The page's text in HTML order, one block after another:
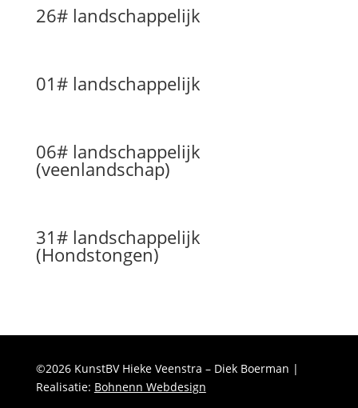
26# landschappelijk
01# landschappelijk
06# landschappelijk
(veenlandschap)
31# landschappelijk
(Hondstongen)
©2026 KunstBV Hieke Veenstra – Diek Boerman |
Realisatie: Bohnenn Webdesign